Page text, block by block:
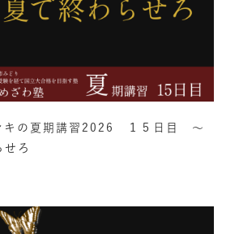
キの夏期講習2026 １５日目 ～
せろ